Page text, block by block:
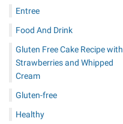
Entree
Food And Drink
Gluten Free Cake Recipe with
Strawberries and Whipped
Cream
Gluten-free
Healthy